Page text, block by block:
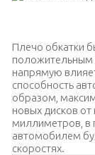
Плечо обкатки
положительным
напрямую
способность
образом,
новых дисков
миллиметров, в
автомобилем
скоростях.